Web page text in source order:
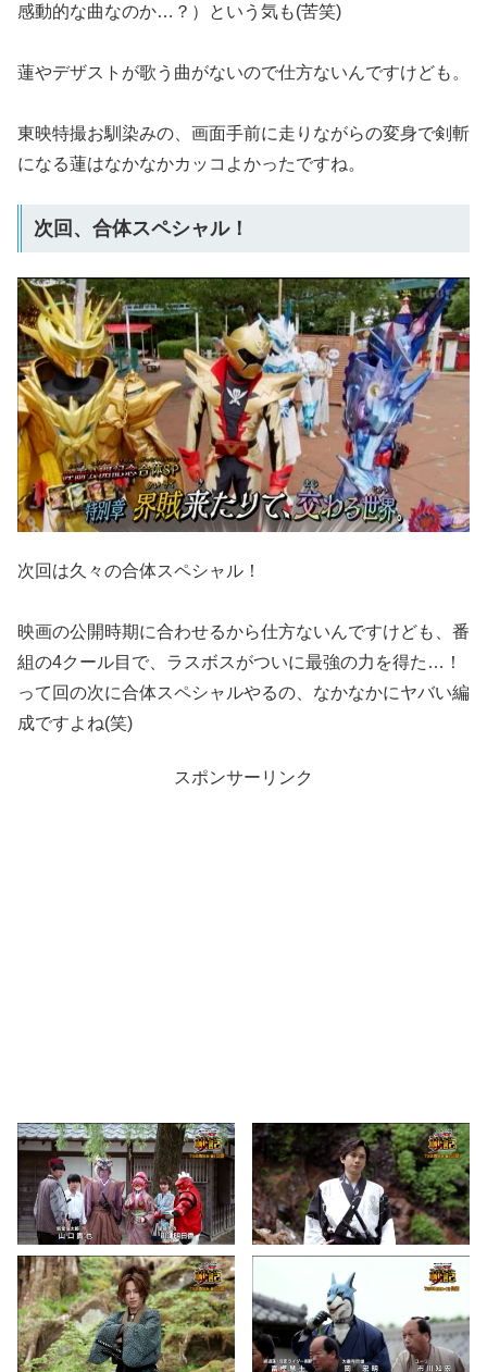
感動的な曲なのか…？）という気も(苦笑)
蓮やデザストが歌う曲がないので仕方ないんですけども。
東映特撮お馴染みの、画面手前に走りながらの変身で剣斬
になる蓮はなかなかカッコよかったですね。
次回、合体スペシャル！
次回は久々の合体スペシャル！
映画の公開時期に合わせるから仕方ないんですけども、番
組の4クール目で、ラスボスがついに最強の力を得た…！
って回の次に合体スペシャルやるの、なかなかにヤバい編
成ですよね(笑)
スポンサーリンク